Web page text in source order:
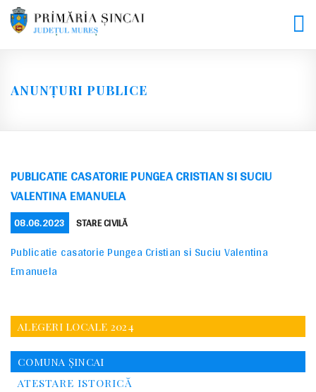
Skip
ANUNȚURI PUBLICE
PUBLICATIE CASATORIE PUNGEA CRISTIAN SI SUCIU
VALENTINA EMANUELA
POSTED
ON
08.06.2023 CATEGORIES
STARE CIVILĂ
Publicatie casatorie Pungea Cristian si Suciu Valentina
Emanuela
ALEGERI LOCALE 2024
COMUNA ȘINCAI
ATESTARE ISTORICĂ